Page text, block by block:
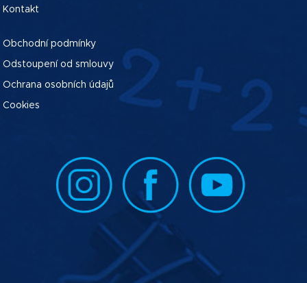
Kontakt
Obchodní podmínky
Odstoupení od smlouvy
Ochrana osobních údajů
Cookies